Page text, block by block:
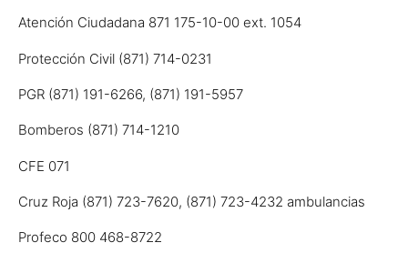
Atención Ciudadana 871 175-10-00 ext. 1054
Protección Civil (871) 714-0231
PGR (871) 191-6266, (871) 191-5957
Bomberos (871) 714-1210
CFE 071
Cruz Roja (871) 723-7620, (871) 723-4232 ambulancias
Profeco 800 468-8722